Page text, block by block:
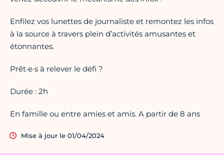
Enfilez vos lunettes de journaliste et remontez les infos
à la source à travers plein d’activités amusantes et
étonnantes.
Prêt·e·s à relever le défi ?
Durée : 2h
En famille ou entre amies et amis. A partir de 8 ans
Mise à jour le 01/04/2024